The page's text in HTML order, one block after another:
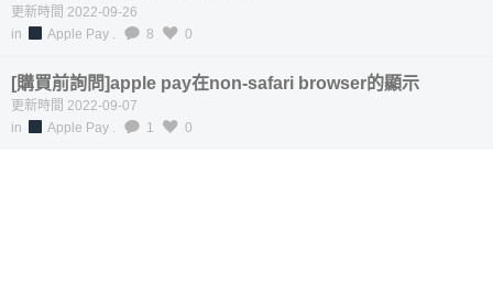
更新時間 2022-09-26
in
Apple Pay . 8 0
[購買前詢問]apple pay在non-safari browser的顯示
更新時間 2022-09-07
in
Apple Pay . 1 0